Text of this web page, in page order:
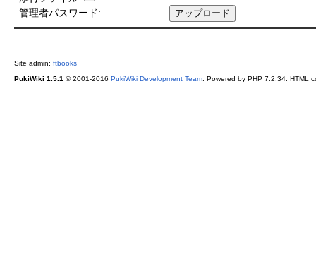
管理者パスワード:
Site admin: ftbooks
PukiWiki 1.5.1 © 2001-2016 PukiWiki Development Team. Powered by PHP 7.2.34. HTML